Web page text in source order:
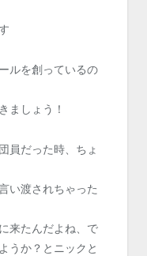
ルを創っているの
ましょう！
員だった時、ちょ
い渡されちゃった
来たんだよね、で
うか？とニックと